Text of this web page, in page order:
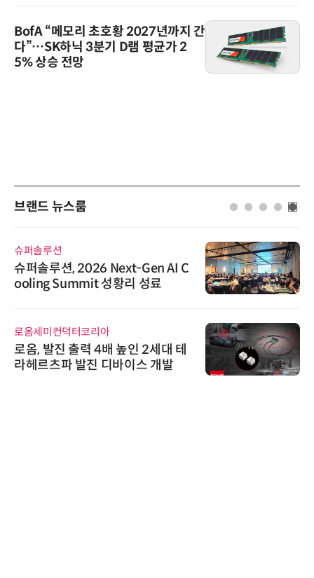
BofA “메모리 초호황 2027년까지 간
다”…SK하닉 3분기 D램 평균가 2
5% 상승 전망
브랜드 뉴스룸
슈퍼솔루션
슈퍼솔루션, 2026 Next-Gen AI C
ooling Summit 성황리 성료
로옴세미컨덕터코리아
로옴, 발진 출력 4배 높인 2세대 테
라헤르츠파 발진 디바이스 개발